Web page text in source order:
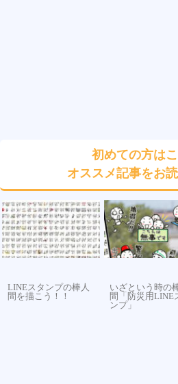
初めての方は
オススメ記事をお
LINEスタンプの棒人
間を描こう！！
いざという時の
間「防災用LINE
ンプ」